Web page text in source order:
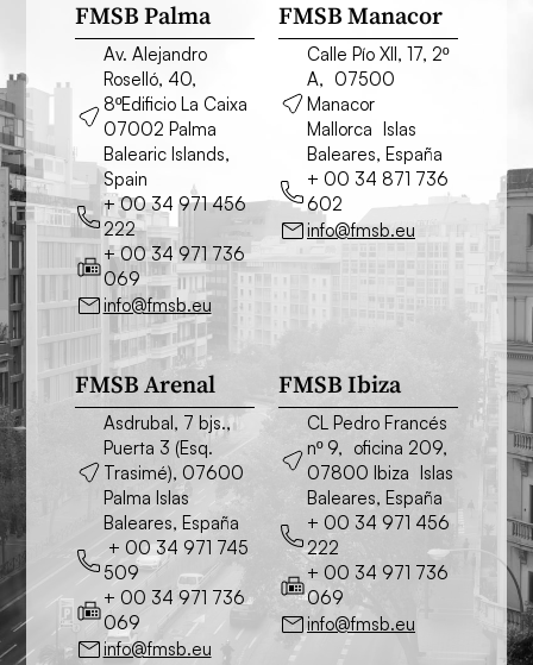
FMSB Palma
Av. Alejandro
Roselló, 40,
8ºEdificio La Caixa
07002 Palma
Balearic Islands,
Spain
+ 00 34 971 456
222
+ 00 34 971 736
069
info@fmsb.eu
FMSB Manacor
Calle Pío XII, 17, 2º
A, 07500
Manacor
Mallorca Islas
Baleares, España
+ 00 34 871 736
602
info@fmsb.eu
FMSB Arenal
Asdrubal, 7 bjs.,
Puerta 3 (Esq.
Trasimé), 07600
Palma Islas
Baleares, España
+ 00 34 971 745
509
+ 00 34 971 736
069
info@fmsb.eu
FMSB Ibiza
CL Pedro Francés
nº 9, oficina 209,
07800 Ibiza Islas
Baleares, España
+ 00 34 971 456
222
+ 00 34 971 736
069
info@fmsb.eu